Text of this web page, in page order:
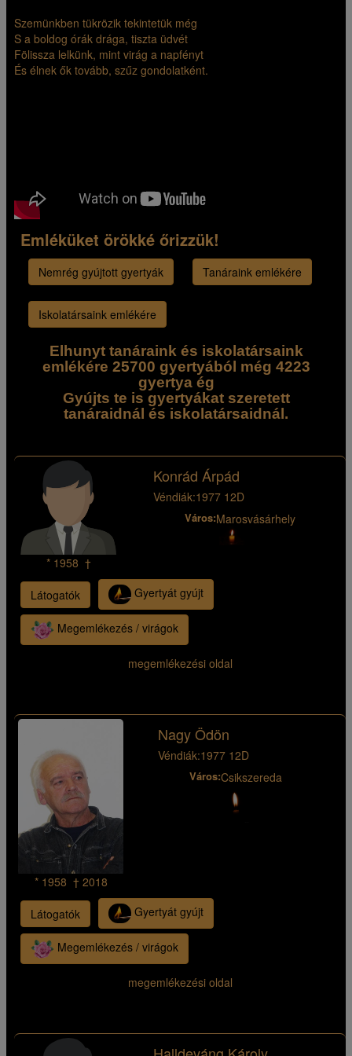
Szemünkben tükrözik tekintetük még
S a boldog órák drága, tiszta üdvét
Fölissza lelkünk, mint virág a napfényt
És élnek ők tovább, szűz gondolatként.
Emléküket örökké őrizzük!
Nemrég gyújtott gyertyák Tanáraink emlékére
Iskolatársaink emlékére
Elhunyt tanáraink és iskolatársaink
emlékére 25700 gyertyából még 4223
gyertya ég
Gyújts te is gyertyákat szeretett
tanáraidnál és iskolatársaidnál.
* 1958 †
Konrád Árpád
Véndiák:1977 12D
Város:Marosvásárhely
Látogatók Gyertyát gyújt
Megemlékezés / virágok
megemlékezési oldal
* 1958 † 2018
Nagy Ödön
Véndiák:1977 12D
Város:Csikszereda
Látogatók Gyertyát gyújt
Megemlékezés / virágok
megemlékezési oldal